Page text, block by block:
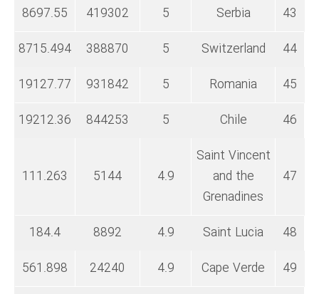
43
Serbia
5
419302
8697.55
44
Switzerland
5
388870
8715.494
45
Romania
5
931842
19127.77
46
Chile
5
844253
19212.36
47
Saint Vincent
and the
Grenadines
4.9
5144
111.263
48
Saint Lucia
4.9
8892
184.4
49
Cape Verde
4.9
24240
561.898